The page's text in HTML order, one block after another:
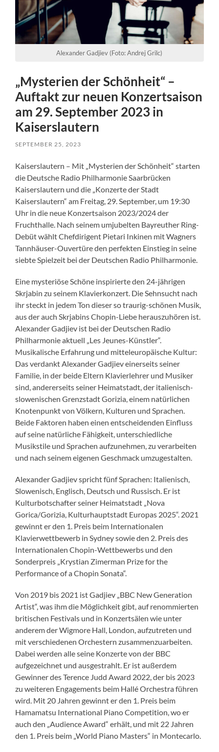
Alexander Gadjiev (Foto: Andrej Grilc)
„Mysterien der Schönheit“ –
Auftakt zur neuen Konzertsaison
am 29. September 2023 in
Kaiserslautern
SEPTEMBER 25, 2023
Kaiserslautern – Mit „Mysterien der Schönheit“ starten
die Deutsche Radio Philharmonie Saarbrücken
Kaiserslautern und die „Konzerte der Stadt
Kaiserslautern“ am Freitag, 29. September, um 19:30
Uhr in die neue Konzertsaison 2023/2024 der
Fruchthalle. Nach seinem umjubelten Bayreuther Ring-
Debüt wählt Chefdirigent Pietari Inkinen mit Wagners
Tannhäuser-Ouvertüre den perfekten Einstieg in seine
siebte Spielzeit bei der Deutschen Radio Philharmonie.
Eine mysteriöse Schöne inspirierte den 24-jährigen
Skrjabin zu seinem Klavierkonzert. Die Sehnsucht nach
ihr steckt in jedem Ton dieser so traurig-schönen Musik,
aus der auch Skrjabins Chopin-Liebe herauszuhören ist.
Alexander Gadjiev ist bei der Deutschen Radio
Philharmonie aktuell „Les Jeunes-Künstler“.
Musikalische Erfahrung und mitteleuropäische Kultur:
Das verdankt Alexander Gadjiev einerseits seiner
Familie, in der beide Eltern Klavierlehrer und Musiker
sind, andererseits seiner Heimatstadt, der italienisch-
slowenischen Grenzstadt Gorizia, einem natürlichen
Knotenpunkt von Völkern, Kulturen und Sprachen.
Beide Faktoren haben einen entscheidenden Einfluss
auf seine natürliche Fähigkeit, unterschiedliche
Musikstile und Sprachen aufzunehmen, zu verarbeiten
und nach seinem eigenen Geschmack umzugestalten.
Alexander Gadjiev spricht fünf Sprachen: Italienisch,
Slowenisch, Englisch, Deutsch und Russisch. Er ist
Kulturbotschafter seiner Heimatstadt „Nova
Gorica/Gorizia, Kulturhauptstadt Europas 2025“. 2021
gewinnt er den 1. Preis beim Internationalen
Klavierwettbewerb in Sydney sowie den 2. Preis des
Internationalen Chopin-Wettbewerbs und den
Sonderpreis „Krystian Zimerman Prize for the
Performance of a Chopin Sonata“.
Von 2019 bis 2021 ist Gadjiev „BBC New Generation
Artist“, was ihm die Möglichkeit gibt, auf renommierten
britischen Festivals und in Konzertsälen wie unter
anderem der Wigmore Hall, London, aufzutreten und
mit verschiedenen Orchestern zusammenzuarbeiten.
Dabei werden alle seine Konzerte von der BBC
aufgezeichnet und ausgestrahlt. Er ist außerdem
Gewinner des Terence Judd Award 2022, der bis 2023
zu weiteren Engagements beim Hallé Orchestra führen
wird. Mit 20 Jahren gewinnt er den 1. Preis beim
Hamamatsu International Piano Competition, wo er
auch den „Audience Award“ erhält, und mit 22 Jahren
den 1. Preis beim „World Piano Masters“ in Montecarlo.